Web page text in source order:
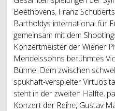
Beethovens, Franz
Bartholdys international für
gemeinsam mit dem
Konzertmeister der Wiener
Mendelssohns berühmtes
Bühne. Dem zwischen
spukhaft-verspielter
steht in der zweiten Hälfte,
Konzert der Reihe, Gustav